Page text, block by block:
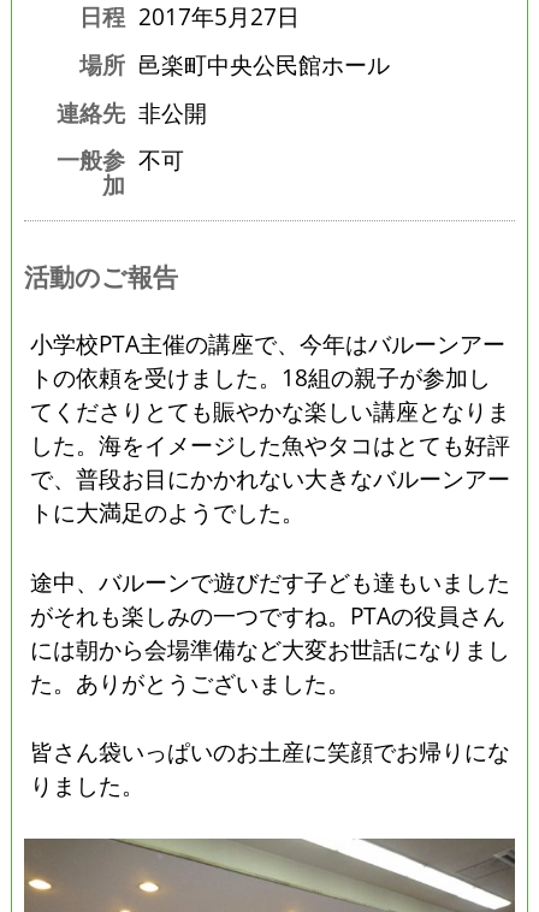
日程 2017年5月27日
場所 邑楽町中央公民館ホール
連絡先 非公開
一般参
加
不可
活動のご報告
小学校PTA主催の講座で、今年はバルーンアー
トの依頼を受けました。18組の親子が参加し
てくださりとても賑やかな楽しい講座となりま
した。海をイメージした魚やタコはとても好評
で、普段お目にかかれない大きなバルーンアー
トに大満足のようでした。
途中、バルーンで遊びだす子ども達もいました
がそれも楽しみの一つですね。PTAの役員さん
には朝から会場準備など大変お世話になりまし
た。ありがとうございました。
皆さん袋いっぱいのお土産に笑顔でお帰りにな
りました。